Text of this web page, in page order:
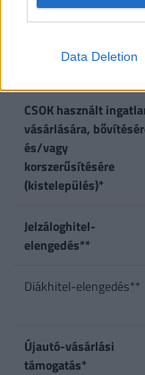
Data Deletion
vásárlására (nem
CSOK használt
vásárlására,
és/vagy
korszerűsítésére
(kistelepülés)*
Jelzáloghitel-
elengedés**
Diákhitel-elengedés**
Újautó-vásárlási
támogatás*